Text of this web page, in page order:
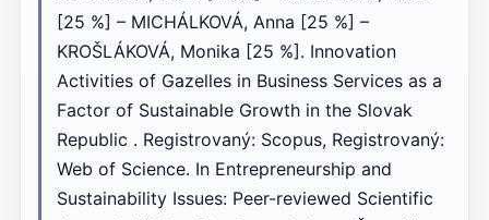
[25 %] – MICHÁLKOVÁ, Anna [25 %] –
KROŠLÁKOVÁ, Monika [25 %]. Innovation
Activities of Gazelles in Business Services as a
Factor of Sustainable Growth in the Slovak
Republic . Registrovaný: Scopus, Registrovaný:
Web of Science. In Entrepreneurship and
Sustainability Issues: Peer-reviewed Scientific